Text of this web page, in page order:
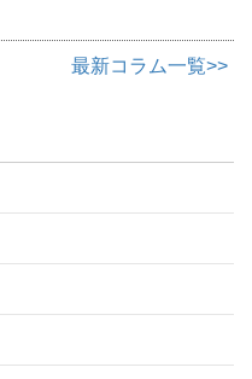
最新コラム一覧>>